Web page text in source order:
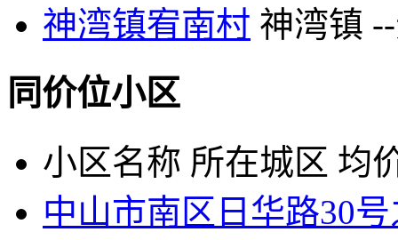
神湾镇宥南村 神湾镇
同价位小区
小区名称 所在城区 均
中山市南区日华路30